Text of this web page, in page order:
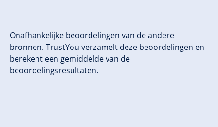
Onafhankelijke beoordelingen van de andere
bronnen. TrustYou verzamelt deze beoordelingen en
berekent een gemiddelde van de
beoordelingsresultaten.